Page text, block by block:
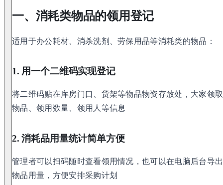
一、消耗类物品的领用登记
适用于办公耗材、消杀洗剂、劳保用品等消耗类的物品：
1. 用一个二维码实现登记
将二维码贴在库房门口、货架等物品物资存放处，大家领
物品、领用数量、领用人等信息
2. 消耗品用量统计简单方便
管理者可以扫码随时查看领用情况，也可以在电脑后台导
物品用量，方便安排采购计划